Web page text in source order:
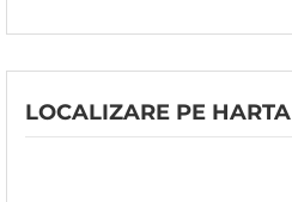
LOCALIZARE PE HARTA